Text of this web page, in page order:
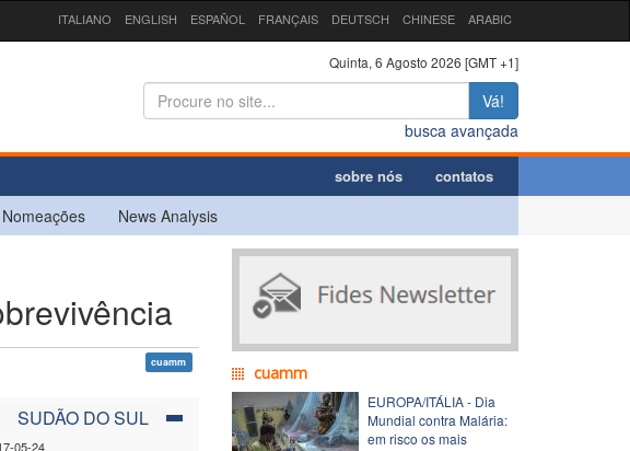
ITALIANO ENGLISH ESPAÑOL FRANÇAIS DEUTSCH CHINESE ARABIC
Quinta, 6 Agosto 2026 [GMT +1]
Vá!
busca avançada
sobre nós contatos
Nomeações News Analysis
cuamm
SUDÃO DO SUL
05-24
cuamm
EUROPA/ITÁLIA - Dia
Mundial contra Malária:
em risco os mais